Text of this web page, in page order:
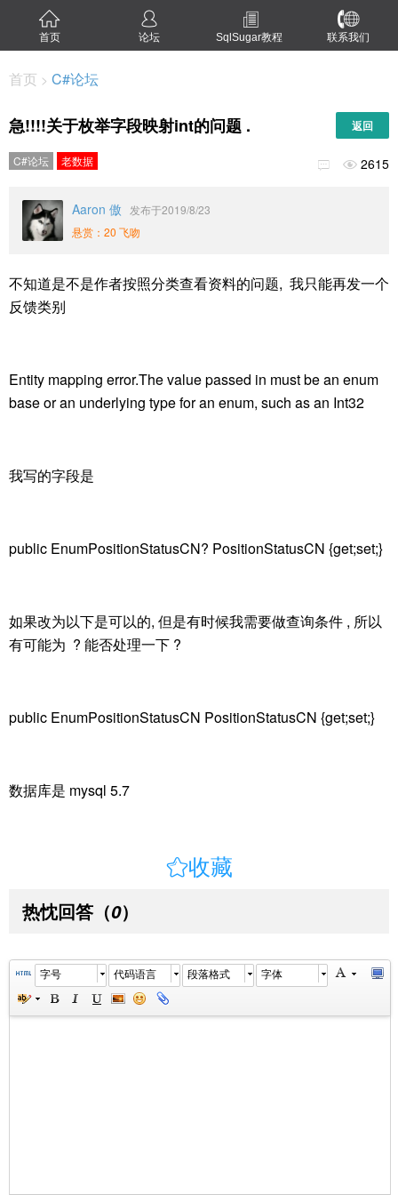
首页 论坛 SqlSugar教程 联系我们
首页 > C#论坛
急!!!!关于枚举字段映射int的问题 . 返回
C#论坛 老数据   2615
Aaron 傲
发布于2019/8/23
悬赏：20 飞吻
不知道是不是作者按照分类查看资料的问题, 我只能再发一个
反馈类别
Entity mapping error.The value passed in must be an enum
base or an underlying type for an enum, such as an Int32
我写的字段是
public EnumPositionStatusCN? PositionStatusCN {get;set;}
如果改为以下是可以的, 但是有时候我需要做查询条件 , 所以
有可能为 ? 能否处理一下 ?
public EnumPositionStatusCN PositionStatusCN {get;set;}
数据库是 mysql 5.7
收藏
热忱回答 （0）
字号 代码语言 段落格式 字体